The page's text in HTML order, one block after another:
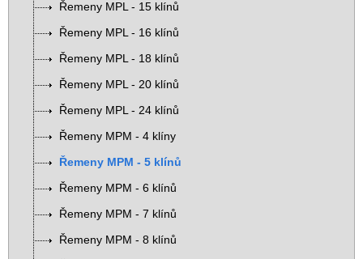
Řemeny MPL - 15 klínů
Řemeny MPL - 16 klínů
Řemeny MPL - 18 klínů
Řemeny MPL - 20 klínů
Řemeny MPL - 24 klínů
Řemeny MPM - 4 klíny
Řemeny MPM - 5 klínů
Řemeny MPM - 6 klínů
Řemeny MPM - 7 klínů
Řemeny MPM - 8 klínů